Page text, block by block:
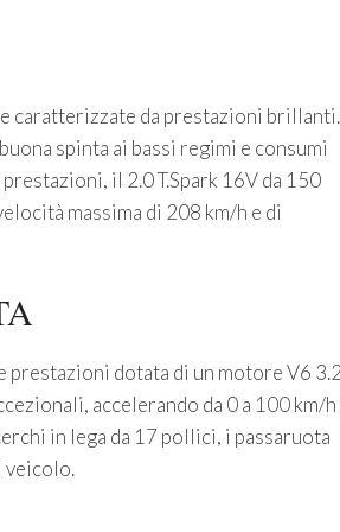
caratterizzate da prestazioni brillanti.
spinta ai bassi regimi e consumi
il 2.0 T.Spark 16V da 150
massima di 208 km/h e di
prestazioni dotata di un motore V6
accelerando da 0 a 100 km/h
in lega da 17 pollici, i passaruota
veicolo.